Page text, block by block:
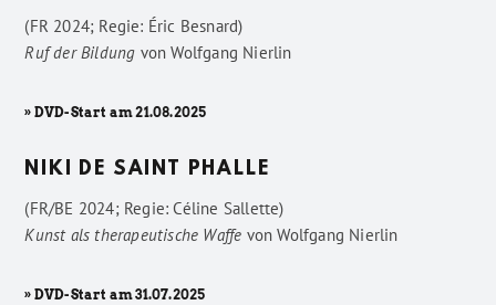
(FR 2024; Regie: Éric Besnard)
Ruf der Bildung vonWolfgang Nierlin
» DVD-Start am 21.08.2025
NIKI DE SAINT PHALLE
(FR/BE 2024; Regie: Céline Sallette)
Kunst als therapeutische Waffe vonWolfgang Nierlin
» DVD-Start am 31.07.2025